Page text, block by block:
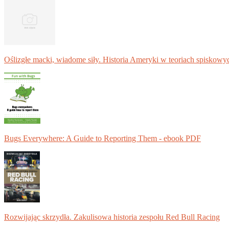
Oślizgłe macki, wiadome siły. Historia Ameryki w teoriach
Bugs Everywhere: A Guide to Reporting Them - ebook PDF
Rozwijając skrzydła. Zakulisowa historia zespołu Red Bull Racing